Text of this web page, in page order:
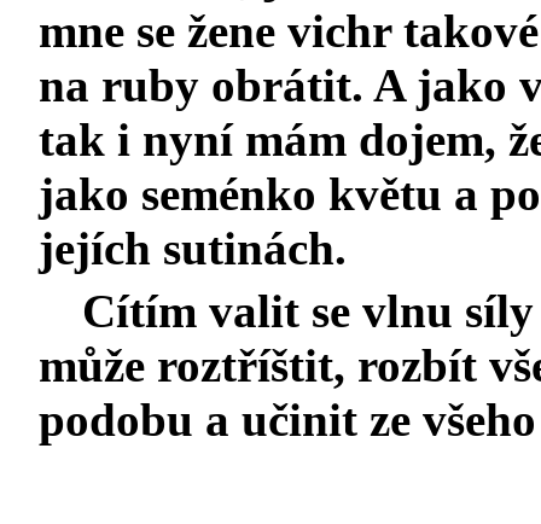
mne se žene vichr
na ruby obrátit. A jako
tak i nyní mám dojem,
jako seménko květu a
jejích sutinách.
Cítím valit se vlnu síly
může roztříštit, rozbít
podobu a učinit ze